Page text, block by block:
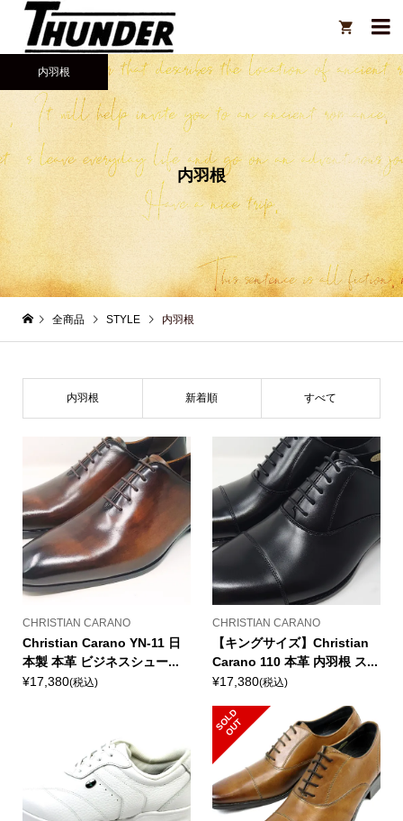

内羽根
内羽根
全商品 STYLE 内羽根
内羽根 新着順 すべて
CHRISTIAN CARANO
Christian Carano YN-11 日
本製 本革 ビジネスシュー...
¥17,380(税込)
CHRISTIAN CARANO
【キングサイズ】Christian
Carano 110 本革 内羽根 ス...
¥17,380(税込)
S
O
L
D
O
U
T